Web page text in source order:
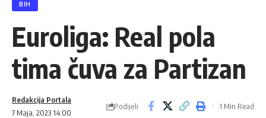
BIH
Euroliga: Real pola
tima čuva za Partizan
7 Maja, 2023 14:00
Redakcija Portala
Podijeli 1 Min Read